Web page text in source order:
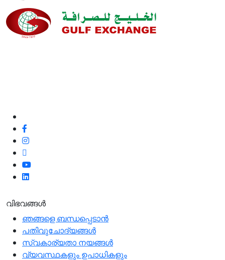
വിഭവങ്ങൾ
ഞങ്ങളെ ബന്ധപ്പെടാന്‍
പതിവുചോദ്യങ്ങൾ
സ്വകാര്യതാ നയങ്ങള്‍
വ്യവസ്ഥകളും ഉപാധികളും